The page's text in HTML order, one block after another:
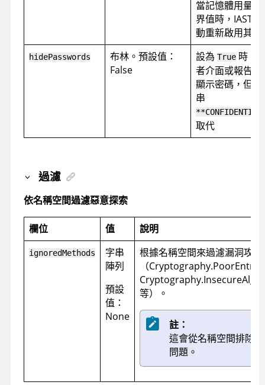
當記憶體用量低
界值時，IAST
動重新啟用其本
hidePasswords
布林。預設值：
False
設為 True 時，
者介面或報告中
顯示密碼，但會
串
取代
過濾
依名稱空間過濾惡意探索
欄位 值 說明
ignoredMethods
字串
陣列
預設
值：
None
根據名稱空間來過濾漏洞攻
（
等）。
註：
這會從名稱空間排除
問題。